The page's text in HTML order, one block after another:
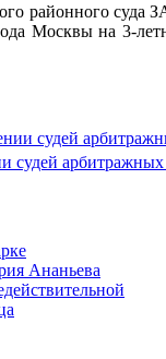
районного
Москвы на 3-
судей
судей арбитражных
Ананьева